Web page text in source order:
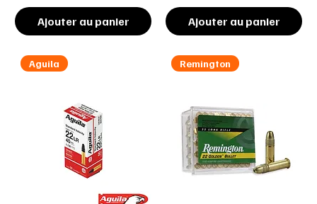
Ajouter au panier Ajouter au panier
Aguila Remington